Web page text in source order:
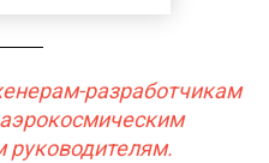
разработчикам
руководителям.